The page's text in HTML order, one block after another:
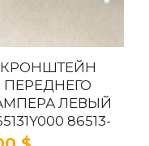
КРОНШТЕЙН
ПЕРЕДНЕГО
ЛЕВЫЙ
86513-
KIA PICANTO